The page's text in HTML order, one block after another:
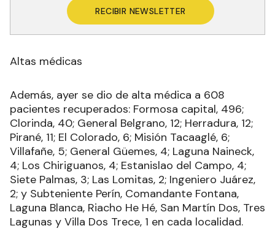
RECIBIR NEWSLETTER
Altas médicas
Además, ayer se dio de alta médica a 608
pacientes recuperados: Formosa capital, 496;
Clorinda, 40; General Belgrano, 12; Herradura, 12;
Pirané, 11; El Colorado, 6; Misión Tacaaglé, 6;
Villafañe, 5; General Güemes, 4; Laguna Naineck,
4; Los Chiriguanos, 4; Estanislao del Campo, 4;
Siete Palmas, 3; Las Lomitas, 2; Ingeniero Juárez,
2; y Subteniente Perín, Comandante Fontana,
Laguna Blanca, Riacho He Hé, San Martín Dos, Tres
Lagunas y Villa Dos Trece, 1 en cada localidad.